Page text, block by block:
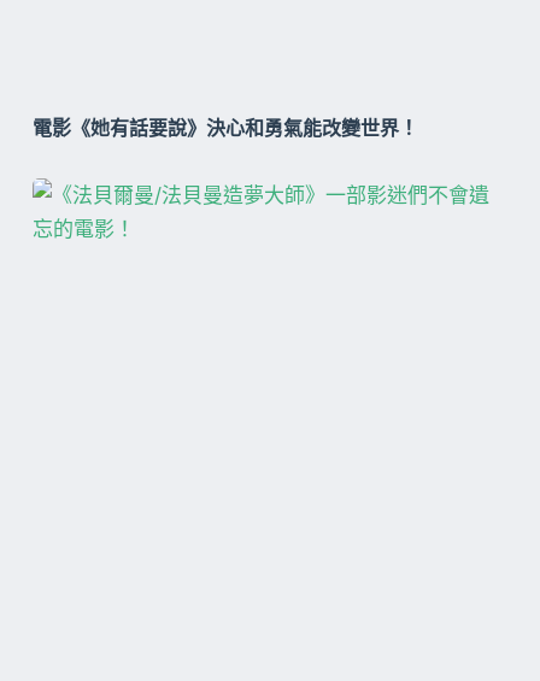
電影《她有話要說》決心和勇氣能改變世界！